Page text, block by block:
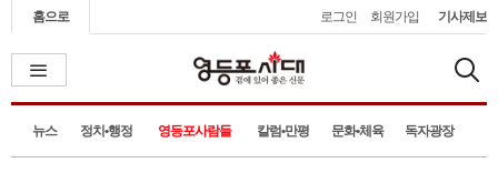
홈으로 로그인 회원가입 기사제보
뉴스 정치•행정 영등포사람들 칼럼•만평 문화•체육 독자광장